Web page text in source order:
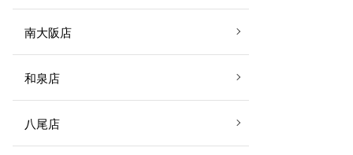
南大阪店
和泉店
八尾店